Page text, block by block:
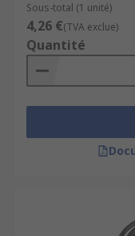
Sous-total (1 unité)
4,26 €(TVA exclue)
Quantité